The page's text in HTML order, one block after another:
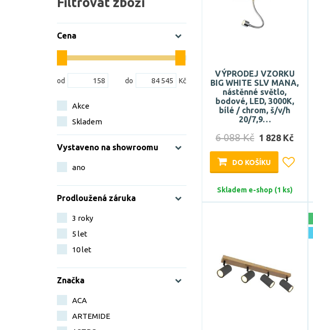
Cena
Akce
Skladem
Vystaveno na showroomu
ano
Prodloužená záruka
3 roky
5 let
10 let
Značka
ACA
ARTEMIDE
VÝPRODEJ VZORKU
BIG WHITE SLV MANA,
nástěnné světlo,
bodové, LED, 3000K,
bílé / chrom, š/v/h
20/7,9…
6 088 Kč 1 828 Kč
DO KOŠÍKU
Skladem e-shop (1 ks)